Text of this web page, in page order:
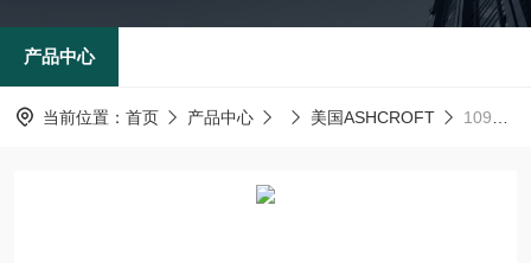
产品中心
当前位置： 首页 产品中心 美国ASHCROFT 1098&1110 散热管美国ashcroft雅斯科ASHCROFT